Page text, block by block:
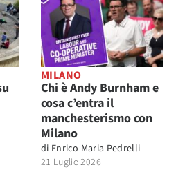
MILANO
Chi è Andy Burnham e
cosa c’entra il
manchesterismo con
Milano
di Enrico Maria Pedrelli
21 Luglio 2026